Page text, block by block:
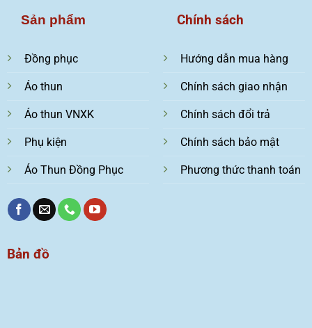
Sản phẩm
Đồng phục
Áo thun
Áo thun VNXK
Phụ kiện
Áo Thun Đồng Phục
Chính sách
Hướng dẫn mua hàng
Chính sách giao nhận
Chính sách đổi trả
Chính sách bảo mật
Phương thức thanh toán
Bản đồ